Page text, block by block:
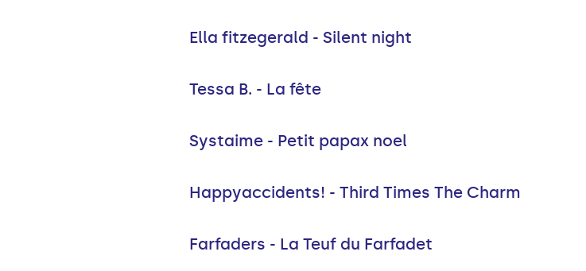
Ella fitzegerald - Silent night
Tessa B. - La fête
Systaime - Petit papax noel
Happyaccidents! - Third Times The Charm
Farfaders - La Teuf du Farfadet